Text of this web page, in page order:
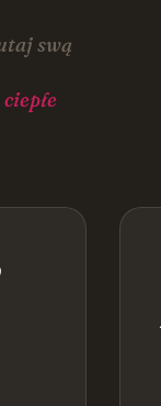
swą
ciepłe